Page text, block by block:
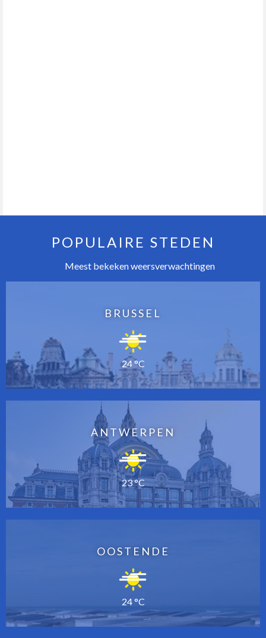
POPULAIRE STEDEN
Meest bekeken weersverwachtingen
BRUSSEL
24 °C
ANTWERPEN
23 °C
OOSTENDE
24 °C